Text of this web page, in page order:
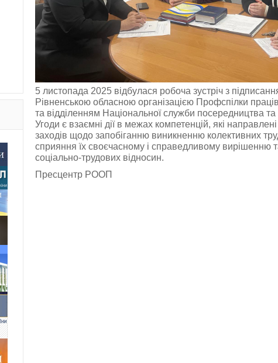
5 листопада 2025 відбулася робоча зустріч з
Рівненською обласною організацією Профспілки
та відділенням Національної служби посередництва
Угоди є взаємні дії в межах компетенцій, які
заходів щодо запобіганню виникненню колективних
сприяння їх своєчасному і справедливому вирішенню
соціально-трудових відносин.
Пресцентр РООП